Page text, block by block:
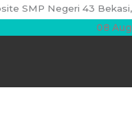
to
content
SMP Negeri 43
08